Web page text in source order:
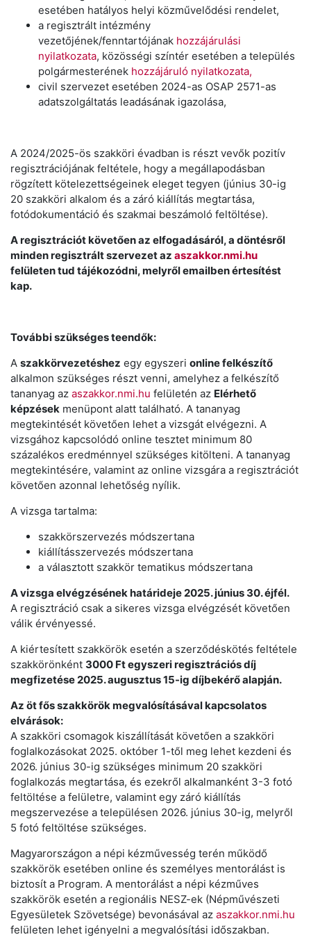
esetében hatályos helyi közművelődési rendelet,
a regisztrált intézmény
vezetőjének/fenntartójának hozzájárulási
nyilatkozata, közösségi színtér esetében a település
polgármesterének hozzájáruló nyilatkozata,
civil szervezet esetében 2024-as OSAP 2571-as
adatszolgáltatás leadásának igazolása,
A 2024/2025-ös szakköri évadban is részt vevők pozitív
regisztrációjának feltétele, hogy a megállapodásban
rögzített kötelezettségeinek eleget tegyen (június 30-ig
20 szakköri alkalom és a záró kiállítás megtartása,
fotódokumentáció és szakmai beszámoló feltöltése).
A regisztrációt követően az elfogadásáról, a döntésről
minden regisztrált szervezet az aszakkor.nmi.hu
felületen tud tájékozódni, melyről emailben értesítést
kap.
További szükséges teendők:
A szakkörvezetéshez egy egyszeri online felkészítő
alkalmon szükséges részt venni, amelyhez a felkészítő
tananyag az aszakkor.nmi.hu felületén az Elérhető
képzések menüpont alatt található. A tananyag
megtekintését követően lehet a vizsgát elvégezni. A
vizsgához kapcsolódó online tesztet minimum 80
százalékos eredménnyel szükséges kitölteni. A tananyag
megtekintésére, valamint az online vizsgára a regisztrációt
követően azonnal lehetőség nyílik.
A vizsga tartalma:
szakkörszervezés módszertana
kiállításszervezés módszertana
a választott szakkör tematikus módszertana
A vizsga elvégzésének határideje 2025. június 30. éjfél.
A regisztráció csak a sikeres vizsga elvégzését követően
válik érvényessé.
A kiértesített szakkörök esetén a szerződéskötés feltétele
szakkörönként 3000 Ft egyszeri regisztrációs díj
megfizetése 2025. augusztus 15-ig díjbekérő alapján.
Az öt fős szakkörök megvalósításával kapcsolatos
elvárások:
A szakköri csomagok kiszállítását követően a szakköri
foglalkozásokat 2025. október 1-től meg lehet kezdeni és
2026. június 30-ig szükséges minimum 20 szakköri
foglalkozás megtartása, és ezekről alkalmanként 3-3 fotó
feltöltése a felületre, valamint egy záró kiállítás
megszervezése a településen 2026. június 30-ig, melyről
5 fotó feltöltése szükséges.
Magyarországon a népi kézművesség terén működő
szakkörök esetében online és személyes mentorálást is
biztosít a Program. A mentorálást a népi kézműves
szakkörök esetén a regionális NESZ-ek (Népművészeti
Egyesületek Szövetsége) bevonásával az aszakkor.nmi.hu
felületen lehet igényelni a megvalósítási időszakban.